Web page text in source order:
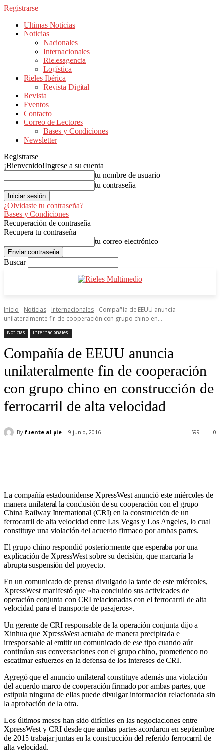
Registrarse
Ultimas Noticias
Noticias
Nacionales
Internacionales
Rielesagencia
Logística
Rieles Ibérica
Revista Digital
Revista
Eventos
Contacto
Correo de Lectores
Bases y Condiciones
Newsletter
Registrarse
¡Bienvenido!Ingrese a su cuenta
tu nombre de usuario
tu contraseña
¿Olvidaste tu contraseña?
Bases y Condiciones
Recuperación de contraseña
Recupera tu contraseña
tu correo electrónico
Buscar
Inicio Noticias Internacionales
Compañía de EEUU anuncia
unilateralmente fin de cooperación con grupo chino en...
Noticias Internacionales
Compañía de EEUU anuncia
unilateralmente fin de cooperación
con grupo chino en construcción de
ferrocarril de alta velocidad
By fuente al pie 9 junio, 2016 0
599
La compañía estadounidense XpressWest anunció este miércoles de
manera unilateral la conclusión de su cooperación con el grupo
China Railway International (CRI) en la construcción de un
ferrocarril de alta velocidad entre Las Vegas y Los Angeles, lo cual
constituye una violación del acuerdo firmado por ambas partes.
El grupo chino respondió posteriormente que esperaba por una
explicación de XpressWest sobre su decisión, que marcaría la
abrupta suspensión del proyecto.
En un comunicado de prensa divulgado la tarde de este miércoles,
XpressWest manifestó que «ha concluido sus actividades de
operación conjunta con CRI relacionadas con el ferrocarril de alta
velocidad para el transporte de pasajeros».
Un gerente de CRI responsable de la operación conjunta dijo a
Xinhua que XpressWest actuaba de manera precipitada e
irresponsable al emitir un comunicado de ese tipo cuando aún
continúan sus conversaciones con el grupo chino, prometiendo no
escatimar esfuerzos en la defensa de los intereses de CRI.
Agregó que el anuncio unilateral constituye además una violación
del acuerdo marco de cooperación firmado por ambas partes, que
estipula ninguna de ellas puede divulgar información relacionada sin
la aprobación de la otra.
Los últimos meses han sido difíciles en las negociaciones entre
XpressWest y CRI desde que ambas partes acordaron en septiembre
de 2015 trabajar juntas en la construcción del referido ferrocarril de
alta velocidad.